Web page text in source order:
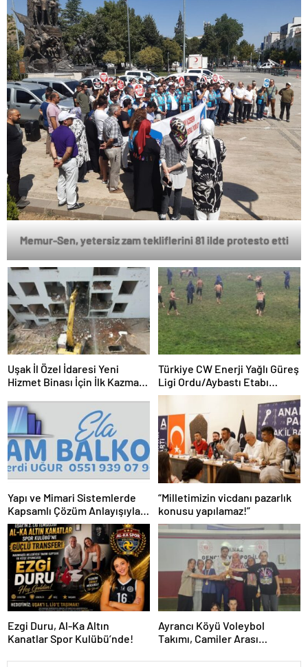
Memur-Sen, yetersiz zam tekliflerini 81 ilde protesto etti
Uşak İl Özel İdaresi Yeni
Hizmet Binası İçin İlk Kazma
Türkiye CW Enerji Yağlı Güreş
Ligi Ordu/Aybastı Etabı
Büyük İlgiyle Tamamlandı
Yapı ve Mimari Sistemlerde
Kapsamlı Çözüm Anlayışıyla
Hizmet Sunuluyor
“Milletimizin vicdanı pazarlık
konusu yapılamaz!”
Ezgi Duru, Al-Ka Altın
Kanatlar Spor Kulübü’nde!
Ayrancı Köyü Voleybol
Takımı, Camiler Arası